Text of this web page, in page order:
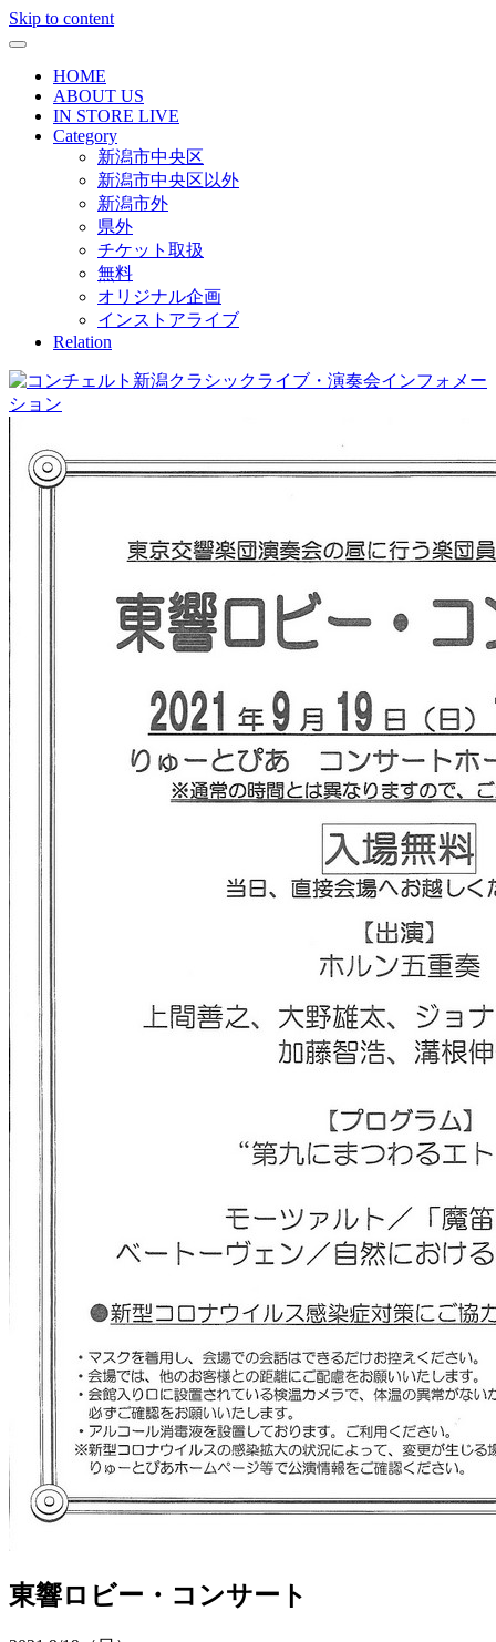
Skip to content
HOME
ABOUT US
IN STORE LIVE
Category
新潟市中央区
新潟市中央区以外
新潟市外
県外
チケット取扱
無料
オリジナル企画
インストアライブ
Relation
東響ロビー・コンサート